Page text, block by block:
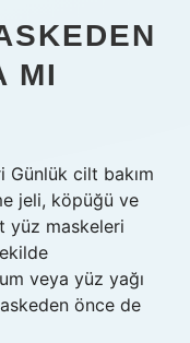
MI
Günlük cilt bakım
jeli, köpüğü ve
yüz maskeleri
veya yüz yağı
önce de